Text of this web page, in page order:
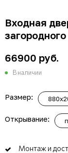
Входная
66900 руб.
В наличии
Размер:
Открывание:
Монтаж и